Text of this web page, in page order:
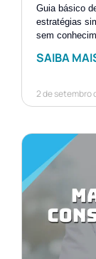
Guia básico
estratégias
sem
SAIBA
2 de setembro